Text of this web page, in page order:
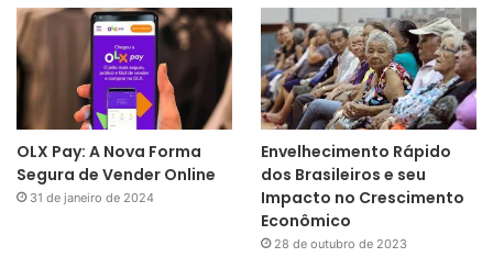
OLX Pay: A Nova Forma
Segura de Vender Online
31 de janeiro de 2024
Envelhecimento Rápido
dos Brasileiros e seu
Impacto no Crescimento
Econômico
28 de outubro de 2023